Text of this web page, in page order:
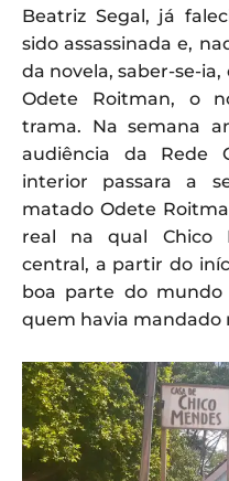
Beatriz Segal, já
sido assassinada e,
da novela, saber-se-
Odete Roitman, o
trama. Na semana
audiência da Rede
interior passara a
matado Odete
real na qual Chico
central, a partir do
boa parte do mundo
quem havia mandado